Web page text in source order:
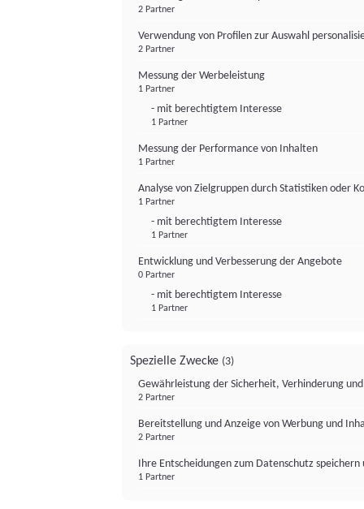
2 Partner
Verwendung von Profilen zur Auswahl
2 Partner
Messung der Werbeleistung
1 Partner
- mit berechtigtem Interesse
1 Partner
Messung der Performance von Inhalten
1 Partner
Analyse von Zielgruppen durch Statistiken oder
1 Partner
- mit berechtigtem Interesse
1 Partner
Entwicklung und Verbesserung der Angebote
0 Partner
- mit berechtigtem Interesse
1 Partner
Spezielle Zwecke (3)
Gewährleistung der Sicherheit, Verhinderung
2 Partner
Bereitstellung und Anzeige von Werbung und
2 Partner
Ihre Entscheidungen zum Datenschutz
1 Partner